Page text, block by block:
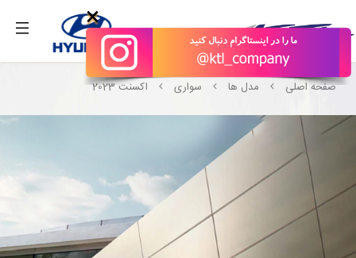
×
صفحه اصلی مدل ها سواری اکسنت 2023